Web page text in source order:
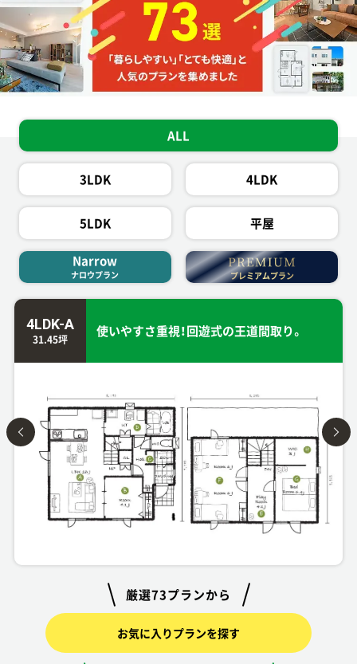
ALL
3LDK 4LDK
5LDK 平屋
Narrow
ナロウプラン プレミアムプラン
4LDK-A
31.45坪 使いやすさ重視！回遊式の王道間取り。
厳選73プランから
お気に入りプランを探す